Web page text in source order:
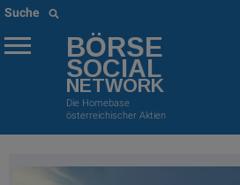
Suche
BÖRSE
SOCIAL
NETWORK
Die Homebase
österreichischer Aktien